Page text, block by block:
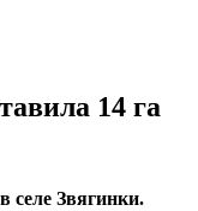
14 га
селе Звягинки.